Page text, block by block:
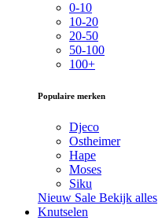
0-10
10-20
20-50
50-100
100+
Populaire merken
Djeco
Ostheimer
Hape
Moses
Siku
Nieuw Sale Bekijk alles
Knutselen